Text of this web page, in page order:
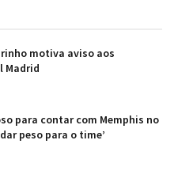
motiva aviso aos
Madrid
para contar com Memphis no
peso para o time’